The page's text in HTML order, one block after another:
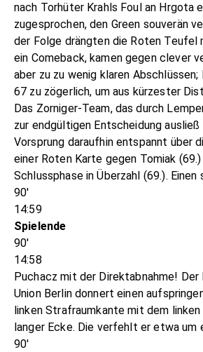
nach Torhüter Krahls Foul an Hrgota
zugesprochen, den Green souverän
der Folge drängten die Roten Teufel
ein Comeback, kamen gegen clever
aber zu zu wenig klaren
67 zu zögerlich, um aus kürzester
Das Zorniger-Team, das durch
zur endgültigen Entscheidung
Vorsprung daraufhin entspannt über
einer Roten Karte gegen Tomiak
Schlussphase in Überzahl (69.). Einen
90'
14:59
Spielende
90'
14:58
Puchacz mit der Direktabnahme! Der
Union Berlin donnert einen
linken Strafraumkante mit dem linken
langer Ecke. Die verfehlt er etwa um
90'